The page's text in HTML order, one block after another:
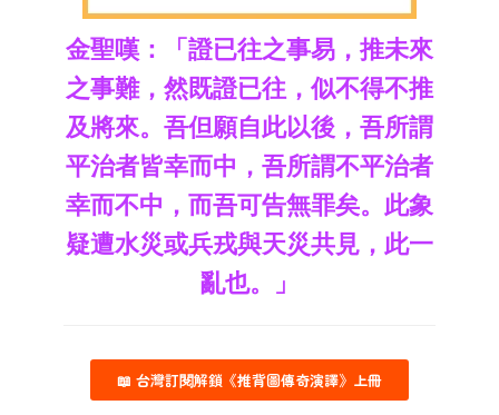
金聖嘆：「證已往之事易，推未來
之事難，然既證已往，似不得不推
及將來。吾但願自此以後，吾所謂
平治者皆幸而中，吾所謂不平治者
幸而不中，而吾可告無罪矣。此象
疑遭水災或兵戎與天災共見，此一
亂也。」
📖 台灣訂閱解鎖《推背圖傳奇演譯》上冊